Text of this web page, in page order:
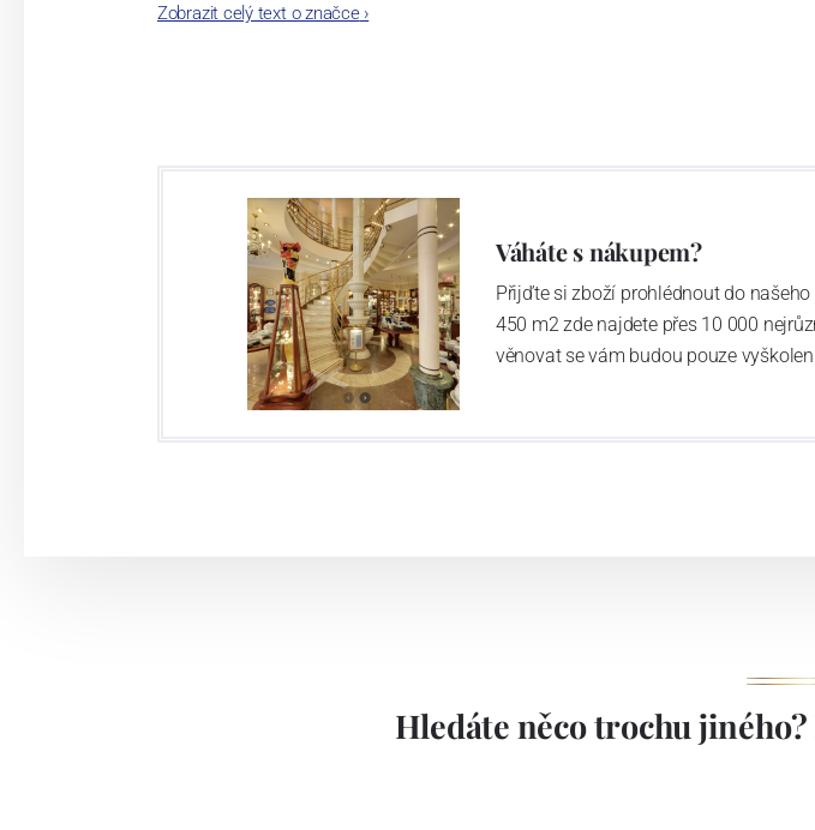
Dnes, kdy čtete tento úvod, nese firma název
Zobrazit celý text o značce›
Váháte s nákupem?
Přijďte si zboží prohlédnout do
450 m2 zde najdete přes 10 000
věnovat se vám budou pouze
Hledáte něco trochu